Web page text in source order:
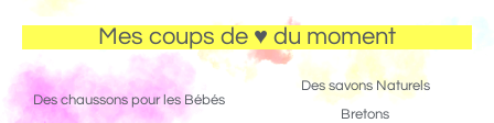
Mes coups de ♥ du moment
Des chaussons pour les Bébés
Des savons Naturels
Bretons